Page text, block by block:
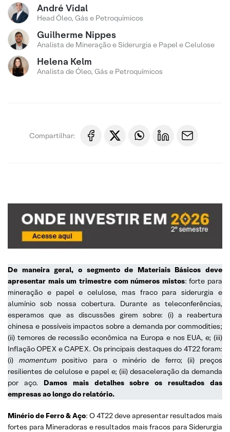
André Vidal
Head Óleo, Gás e Petroquímicos
Guilherme Nippes
Analista de Mineração e Siderurgia e Papel e Celulose
Helena Kelm
Analista de Óleo, Gás e Petroquímicos
Compartilhar:
De maneira geral, o segmento de Materiais Básicos deve
apresentar mais um trimestre com números mistos: forte para
mineração e papel e celulose, mas fraco para siderurgia e
alumínio sob nossa cobertura. Durante as teleconferências,
esperamos que as discussões girem sobre: (i) a reabertura
chinesa e possíveis impactos sobre a demanda por commodities;
(ii) temores de recessão econômica na Europa e nos EUA, e; (iii)
Inflação OPEX e CAPEX. Os principais destaques do 4T22 foram:
(i) momentum positivo para o minério de ferro; (ii) preços
resilientes de celulose e papel e; (iii) desaceleração da demanda
por aço. Damos mais detalhes sobre os resultados das
empresas ao longo do relatório.
Minério de Ferro & Aço: O 4T22 deve apresentar resultados mais
fortes para Mineradoras e resultados mais fracos para Siderurgia